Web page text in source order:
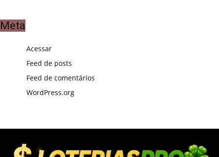
Meta
Acessar
Feed de posts
Feed de comentários
WordPress.org